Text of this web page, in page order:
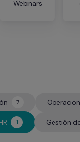
Webinars
7
1 Gestión